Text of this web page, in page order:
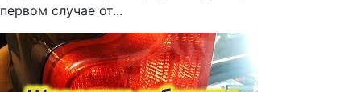
первом случае от...